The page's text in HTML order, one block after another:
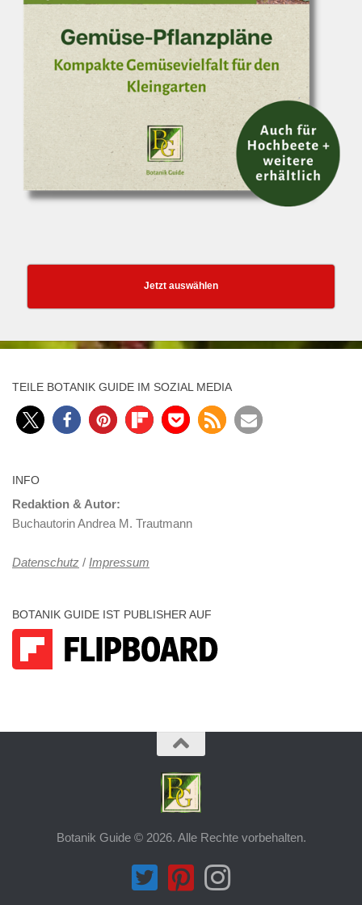
Jetzt auswählen
TEILE BOTANIK GUIDE IM SOZIAL MEDIA
INFO
Redaktion & Autor:
Buchautorin Andrea M. Trautmann
Datenschutz / Impressum
BOTANIK GUIDE IST PUBLISHER AUF
Botanik Guide © 2026. Alle Rechte vorbehalten.